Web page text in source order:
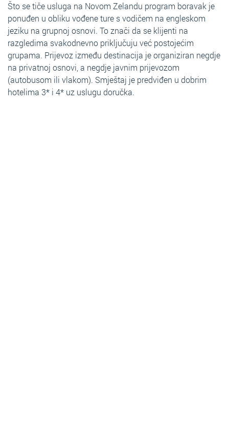
Što se tiče usluga na Novom Zelandu program boravak je
ponuđen u obliku vođene ture s vodičem na engleskom
jeziku na grupnoj osnovi. To znači da se klijenti na
razgledima svakodnevno priključuju već postojećim
grupama. Prijevoz između destinacija je organiziran negdje
na privatnoj osnovi, a negdje javnim prijevozom
(autobusom ili vlakom). Smještaj je predviđen u dobrim
hotelima 3* i 4* uz uslugu doručka.